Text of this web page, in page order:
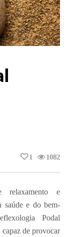
1082
1
relaxamento e
saúde e do bem-
Podal
capaz de provocar